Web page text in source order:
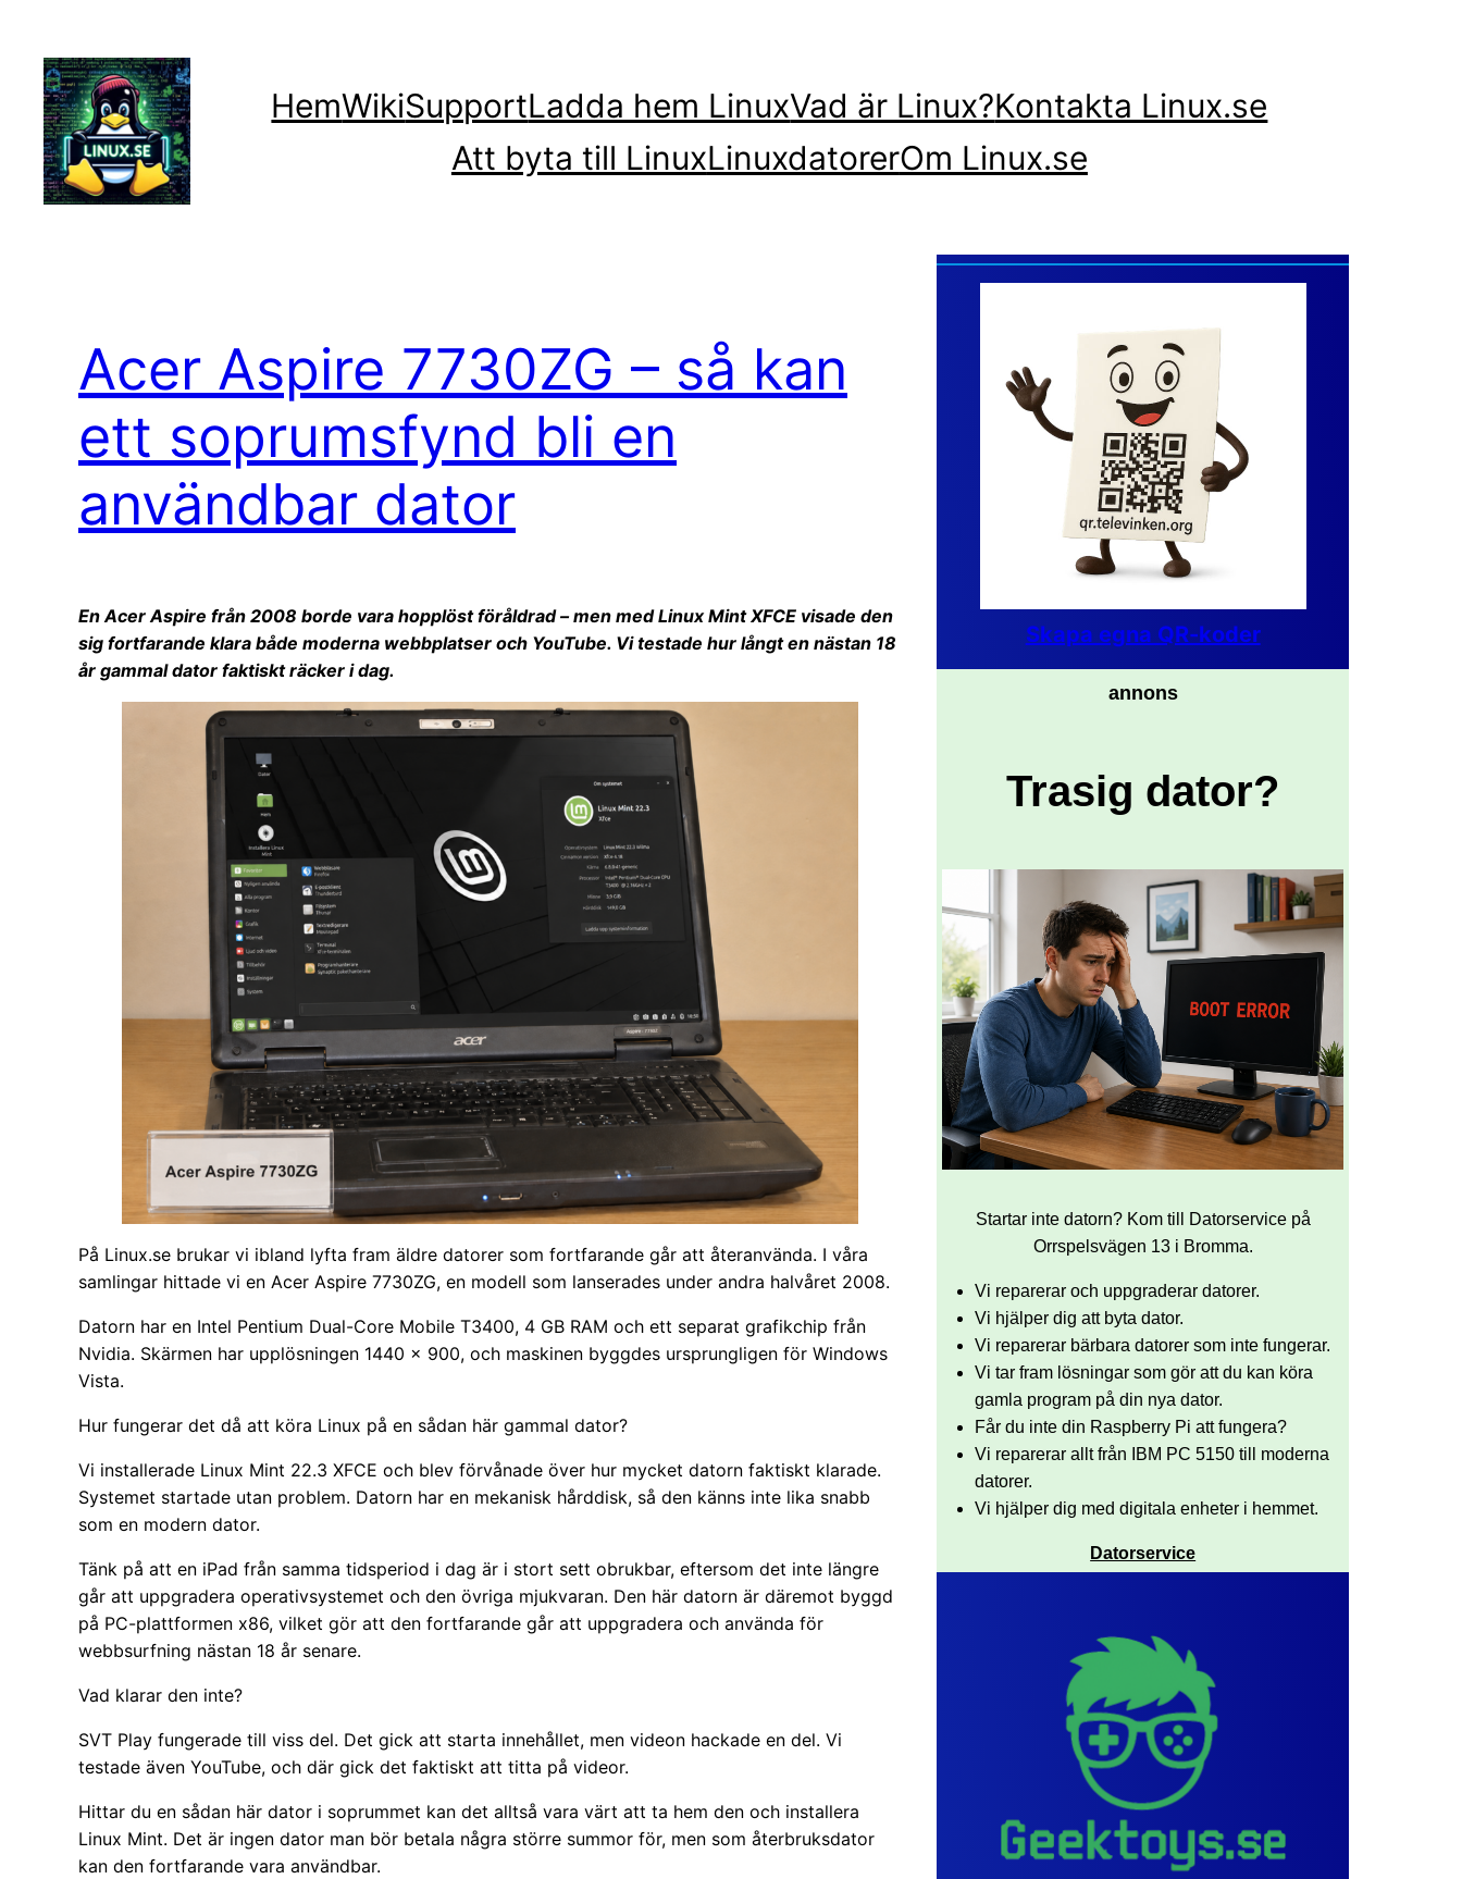
innehåll
HemWikiSupportLadda hem LinuxVad är Linux?Kontakta Linux.se
Att byta till LinuxLinuxdatorerOm Linux.se
Acer Aspire 7730ZG – så kan
ett soprumsfynd bli en
användbar dator
En Acer Aspire från 2008 borde vara hopplöst föråldrad – men med Linux Mint XFCE visade den
sig fortfarande klara både moderna webbplatser och YouTube. Vi testade hur långt en nästan 18
år gammal dator faktiskt räcker i dag.
På Linux.se brukar vi ibland lyfta fram äldre datorer som fortfarande går att återanvända. I våra
samlingar hittade vi en Acer Aspire 7730ZG, en modell som lanserades under andra halvåret 2008.
Datorn har en Intel Pentium Dual-Core Mobile T3400, 4 GB RAM och ett separat grafikchip från
Nvidia. Skärmen har upplösningen 1440 × 900, och maskinen byggdes ursprungligen för Windows
Vista.
Hur fungerar det då att köra Linux på en sådan här gammal dator?
Vi installerade Linux Mint 22.3 XFCE och blev förvånade över hur mycket datorn faktiskt klarade.
Systemet startade utan problem. Datorn har en mekanisk hårddisk, så den känns inte lika snabb
som en modern dator.
Tänk på att en iPad från samma tidsperiod i dag är i stort sett obrukbar, eftersom det inte längre
går att uppgradera operativsystemet och den övriga mjukvaran. Den här datorn är däremot byggd
på PC-plattformen x86, vilket gör att den fortfarande går att uppgradera och använda för
webbsurfning nästan 18 år senare.
Vad klarar den inte?
SVT Play fungerade till viss del. Det gick att starta innehållet, men videon hackade en del. Vi
testade även YouTube, och där gick det faktiskt att titta på videor.
Hittar du en sådan här dator i soprummet kan det alltså vara värt att ta hem den och installera
Linux Mint. Det är ingen dator man bör betala några större summor för, men som återbruksdator
kan den fortfarande vara användbar.
Skapa egna QR-koder
annons
Trasig dator?
Startar inte datorn? Kom till Datorservice på
Orrspelsvägen 13 i Bromma.
Vi reparerar och uppgraderar datorer.
Vi hjälper dig att byta dator.
Vi reparerar bärbara datorer som inte fungerar.
Vi tar fram lösningar som gör att du kan köra
gamla program på din nya dator.
Får du inte din Raspberry Pi att fungera?
Vi reparerar allt från IBM PC 5150 till moderna
datorer.
Vi hjälper dig med digitala enheter i hemmet.
Datorservice